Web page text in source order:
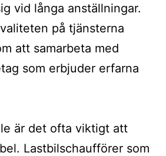
vid långa anställningar.
på tjänsterna
att samarbeta med
som erbjuder erfarna
är det ofta viktigt att
Lastbilschaufförer som